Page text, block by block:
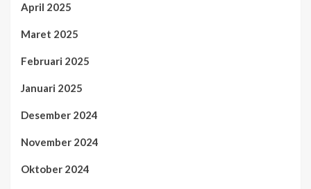
April 2025
Maret 2025
Februari 2025
Januari 2025
Desember 2024
November 2024
Oktober 2024